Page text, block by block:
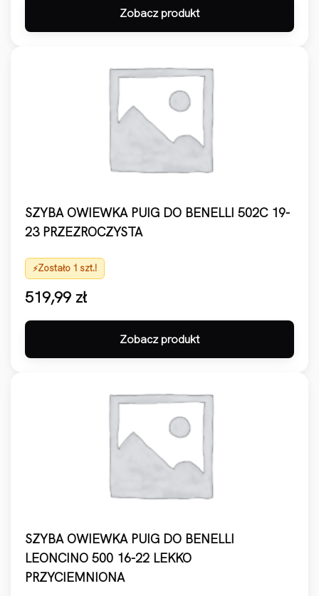
Zobacz produkt
SZYBA OWIEWKA PUIG DO BENELLI 502C 19-
23 PRZEZROCZYSTA
Zostało 1 szt.!
519,99 zł
Zobacz produkt
SZYBA OWIEWKA PUIG DO BENELLI
LEONCINO 500 16-22 LEKKO
PRZYCIEMNIONA